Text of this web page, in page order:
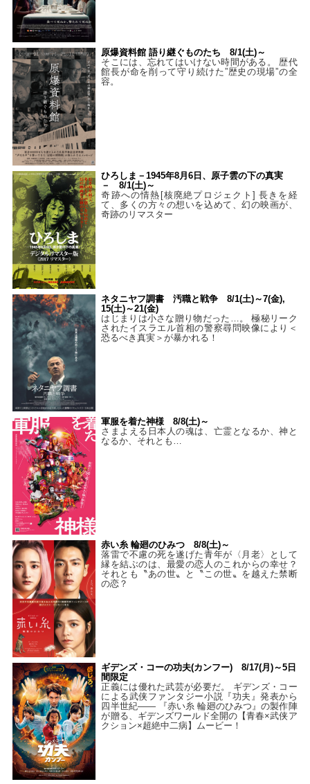
原爆資料館 語り継ぐものたち 8/1(土)～
そこには、忘れてはいけない時間がある。 歴代
館長が命を削って守り続けた”歴史の現場”の全
容。
ひろしま－1945年8月6日、原子雲の下の真実
－ 8/1(土)～
奇跡への情熱[核廃絶プロジェクト] 長きを経
て、多くの方々の想いを込めて、幻の映画が、
奇跡のリマスター
ネタニヤフ調書 汚職と戦争 8/1(土)～7(金),
15(土)～21(金)
はじまりは小さな贈り物だった…。 極秘リーク
されたイスラエル首相の警察尋問映像により＜
恐るべき真実＞が暴かれる！
軍服を着た神様 8/8(土)～
さまよえる日本人の魂は、亡霊となるか、神と
なるか、それとも…
赤い糸 輪廻のひみつ 8/8(土)～
落雷で不慮の死を遂げた青年が〈月老〉として
縁を結ぶのは、最愛の恋人のこれからの幸せ？
それとも〝あの世〟と〝この世〟を越えた禁断
の恋？
ギデンズ・コーの功夫(カンフー) 8/17(月)～5日
間限定
正義には優れた武芸が必要だ。 ギデンズ・コー
による武侠ファンタジー小説『功夫』発表から
四半世紀―― 『赤い糸 輪廻のひみつ』の製作陣
が贈る、ギデンズワールド全開の【青春×武侠ア
クション×超絶中二病】ムービー！